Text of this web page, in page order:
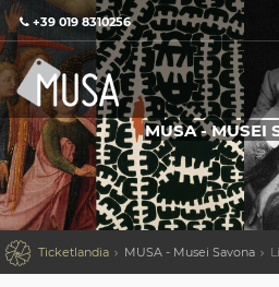
+39 019 8310256
MUSA - MUSEI
 Ticketlandia MUSA - Musei Savona